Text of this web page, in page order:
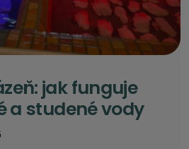
jak funguje
a studené vody